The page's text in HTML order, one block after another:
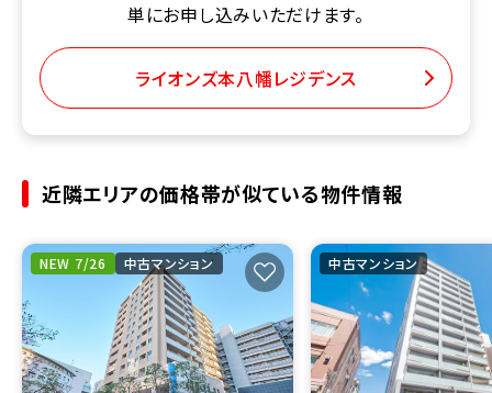
単にお申し込みいただけます。
ライオンズ本八幡レジデンス
近隣エリアの価格帯が似ている物件情報
NEW 7/26 中古マンション 中古マンション